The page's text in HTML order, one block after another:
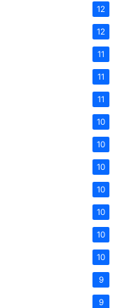
12
12
11
11
11
10
10
10
10
10
10
10
9
9